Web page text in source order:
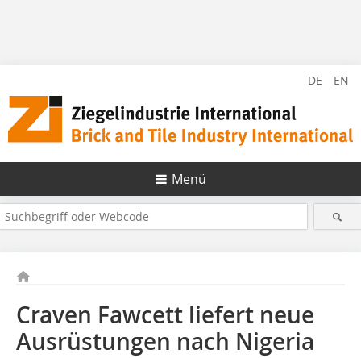
DE EN
Menü
Craven Fawcett liefert neue
Ausrüstungen nach Nigeria